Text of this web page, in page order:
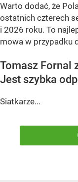
Warto dodać, że
ostatnich czterech
i 2026 roku. To
mowa w przypadku
Tomasz Fornal
Jest szybka
Siatkarze...